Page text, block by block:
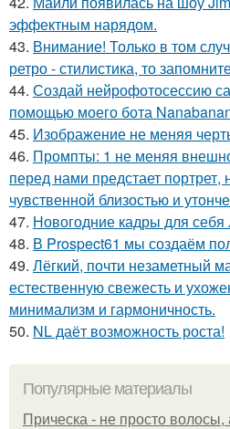
эффектным нарядом.
43. Внимание! Только в том
ретро - стилистика, то
44. Создай нейрофотосессию
помощью моего бота
45. Изображение не меняя
46. Промпты: 1 не меняя
перед нами предстает
чувственной близостью и
47. Новогодние кадры для
48. В Prospect61 мы создаём
49. Лёгкий, почти незаметный
естественную свежесть и
минимализм и гармоничность.
50. NL даёт возможность роста!
Популярные материалы
Прическа - не просто